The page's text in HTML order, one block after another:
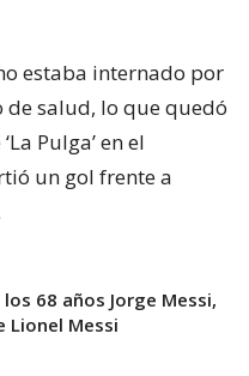
estaba internado por
de salud, lo que quedó
Pulga’ en el
un gol frente a
los 68 años Jorge Messi,
Lionel Messi